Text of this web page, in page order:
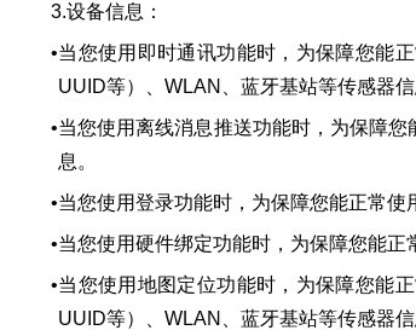
3.设备信息：
•当您使用即时通讯功能时，为保障您能
UUID等）、WLAN、蓝牙基站等传感器信
•当您使用离线消息推送功能时，为保障
息。
•当您使用登录功能时，为保障您能正常
•当您使用硬件绑定功能时，为保障您能
•当您使用地图定位功能时，为保障您能
UUID等）、WLAN、蓝牙基站等传感器信